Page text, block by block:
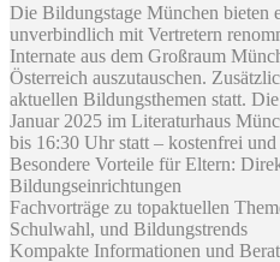
Die Bildungstage München bieten
unverbindlich mit Vertretern
Internate aus dem Großraum
Österreich auszutauschen.
aktuellen Bildungsthemen statt.
Januar 2025 im Literaturhaus
bis 16:30 Uhr statt – kostenfrei
Besondere Vorteile für Eltern:
Bildungseinrichtungen
Fachvorträge zu topaktuellen
Schulwahl, und Bildungstrends
Kompakte Informationen und